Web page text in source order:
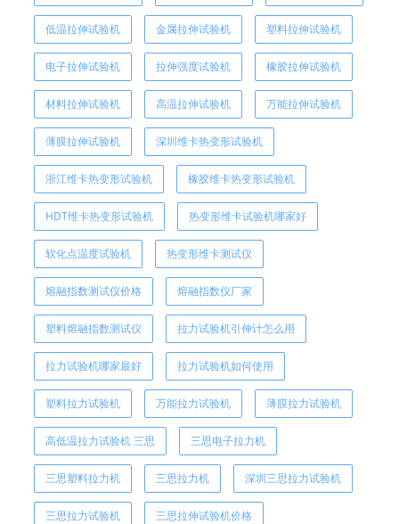
低温拉伸试验机 金属拉伸试验机 塑料拉伸试验机
电子拉伸试验机 拉伸强度试验机 橡胶拉伸试验机
材料拉伸试验机 高温拉伸试验机 万能拉伸试验机
薄膜拉伸试验机 深圳维卡热变形试验机
浙江维卡热变形试验机 橡胶维卡热变形试验机
HDT维卡热变形试验机 热变形维卡试验机哪家好
软化点温度试验机 热变形维卡测试仪
熔融指数测试仪价格 熔融指数仪厂家
塑料熔融指数测试仪 拉力试验机引伸计怎么用
拉力试验机哪家最好 拉力试验机如何使用
塑料拉力试验机 万能拉力试验机 薄膜拉力试验机
高低温拉力试验机 三思 三思电子拉力机
三思塑料拉力机 三思拉力机 深圳三思拉力试验机
三思拉力试验机 三思拉伸试验机价格